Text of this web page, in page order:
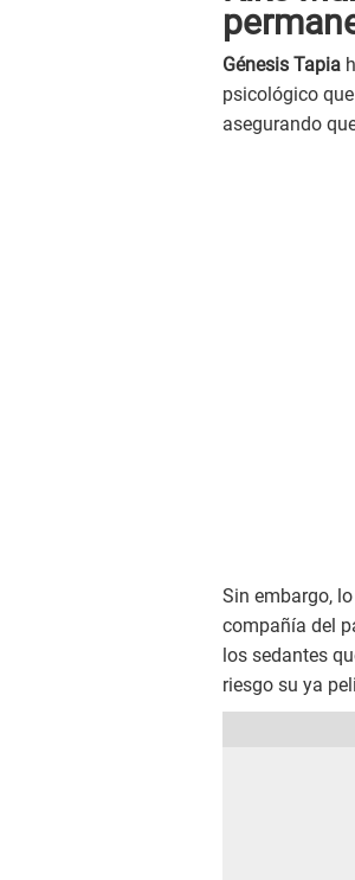
Génesis Tapia
psicológico
asegurando
Sin embargo,
compañía del
los sedantes
riesgo su ya